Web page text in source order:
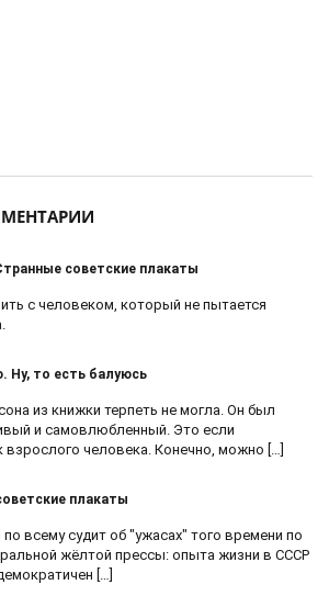
советские плакаты
с человеком, который не пытается
Ну, то есть балуюсь
из книжки терпеть не могла. Он был
и самовлюбленный. Это если
взрослого человека. Конечно, можно […]
плакаты
всему судит об "ужасах" того времени по
жёлтой прессы: опыта жизни в СССР
[…]